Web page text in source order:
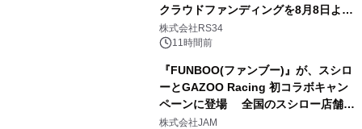
クラウドファンディングを8月8日より
開始
株式会社RS34
11時間前
『FUNBOO(ファンブー)』が、スシロ
ーとGAZOO Racing 初コラボキャン
ペーンに登場 全国のスシロー店舗で
GR 4車種の FUNBOO(ミニカー)付き
株式会社JAM